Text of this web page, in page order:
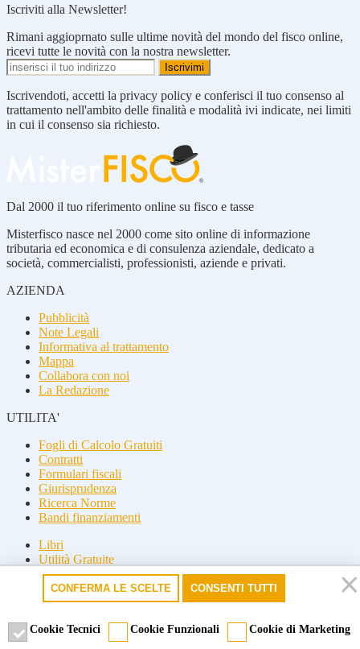
Iscriviti alla Newsletter!
Rimani aggioprnato sulle ultime novità del mondo del fisco online,
ricevi tutte le novità con la nostra newsletter.
Iscrivendoti, accetti la privacy policy e conferisci il tuo consenso al
trattamento nell'ambito delle finalità e modalità ivi indicate, nei limiti
in cui il consenso sia richiesto.
Dal 2000 il tuo riferimento online su fisco e tasse
Misterfisco nasce nel 2000 come sito online di informazione
tributaria ed economica e di consulenza aziendale, dedicato a
società, commercialisti, professionisti, aziende e privati.
AZIENDA
Pubblicità
Note Legali
Informativa al trattamento
Mappa
Collabora con noi
La Redazione
UTILITA'
Fogli di Calcolo Gratuiti
Contratti
Formulari fiscali
Giurisprudenza
Ricerca Norme
Bandi finanziamenti
Libri
Utilità Gratuite
Guide fiscali
Seguici
Seguici
CONFERMA LE SCELTE CONSENTI TUTTI
Cookie Tecnici Cookie Funzionali Cookie di Marketing